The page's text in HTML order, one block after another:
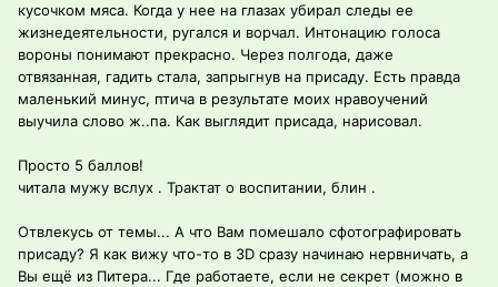
кусочком мяса. Когда у нее на глазах убирал следы ее
жизнедеятельности, ругался и ворчал. Интонацию голоса
вороны понимают прекрасно. Через полгода, даже
отвязанная, гадить стала, запрыгнув на присаду. Есть правда
маленький минус, птича в результате моих нравоучений
выучила слово ж..па. Как выглядит присада, нарисовал.
Просто 5 баллов!
читала мужу вслух . Трактат о воспитании, блин .
Отвлекусь от темы... А что Вам помешало сфотографировать
присаду? Я как вижу что-то в 3D сразу начинаю нервничать, а
Вы ещё из Питера... Где работаете, если не секрет (можно в